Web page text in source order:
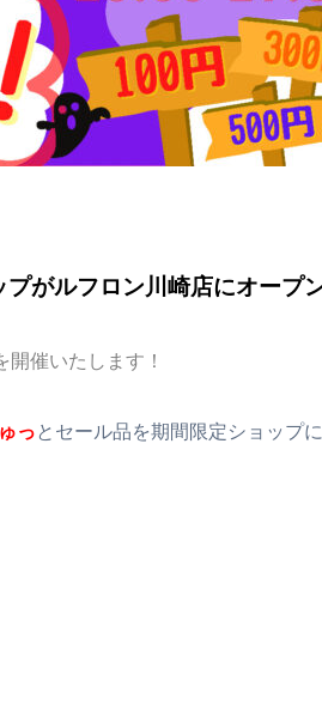
がルフロン川崎店にオープ
催いたします！
っ とセール品を期間限定ショップ